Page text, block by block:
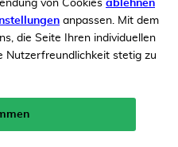
49€!
von Cookies ablehnen
anpassen. Mit dem
die Seite Ihren individuellen
Nutzerfreundlichkeit stetig zu